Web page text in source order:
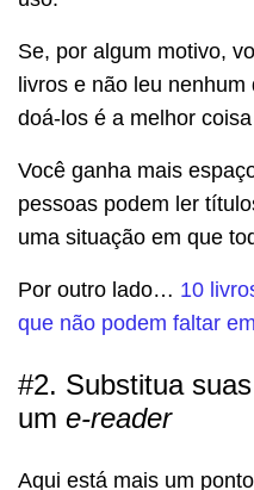
Se, por algum motivo,
livros e não leu
doá-los é a melhor
Você ganha mais
pessoas podem ler
uma situação em que
Por outro lado… 10
que não podem faltar
#2. Substitua
um e-reader
Aqui está mais um